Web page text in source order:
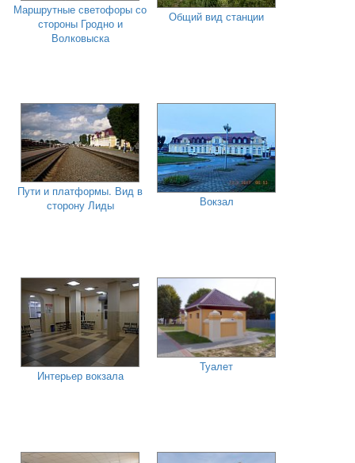
Маршрутные светофоры со
стороны Гродно и
Волковыска
Общий вид станции
Пути и платформы. Вид в
сторону Лиды
Вокзал
Интерьер вокзала
Туалет